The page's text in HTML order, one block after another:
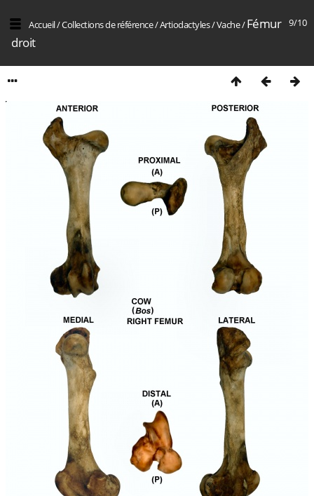
9/10
Accueil/Collections de référence/Artiodactyles/Vache/Fémur
droit